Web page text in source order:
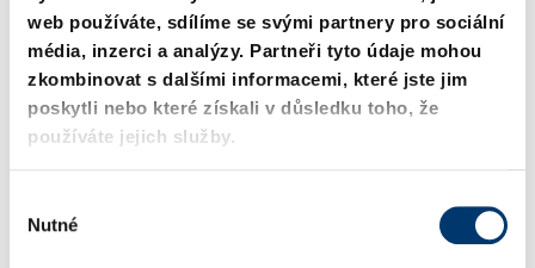
web používáte, sdílíme se svými partnery pro sociální
média, inzerci a analýzy. Partneři tyto údaje mohou
zkombinovat s dalšími informacemi, které jste jim
poskytli nebo které získali v důsledku toho, že
používáte jejich služby.
Nutné